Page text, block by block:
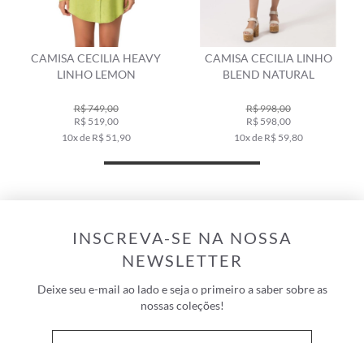
CAMISA CECILIA HEAVY
LINHO LEMON
R$ 749,00
R$ 519,00
10x de R$ 51,90
CAMISA CECILIA LINHO
BLEND NATURAL
R$ 998,00
R$ 598,00
10x de R$ 59,80
INSCREVA-SE NA NOSSA
NEWSLETTER
Deixe seu e-mail ao lado e seja o primeiro a saber sobre as
nossas coleções!